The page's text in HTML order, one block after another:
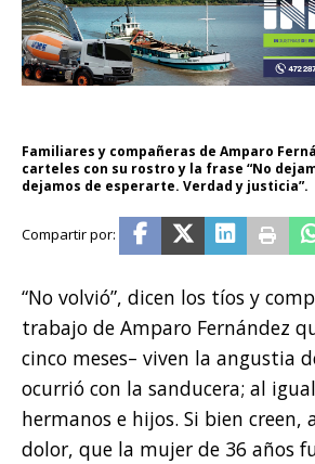
Familiares y compañeras de Amparo
carteles con su rostro y la frase “No
dejamos de esperarte. Verdad y justicia”.
“No volvió”, dicen los tíos y
trabajo de Amparo Fernández
cinco meses– viven la angustia
ocurrió con la sanducera; al
hermanos e hijos. Si bien creen,
dolor, que la mujer de 36 años